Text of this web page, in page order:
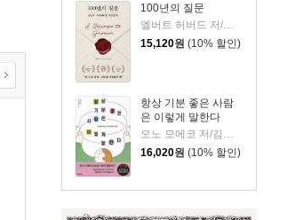
100년의 질문
15,120원 (10% 할인)
항상 기분 좋은 사람
은 이렇게 말한다
오노 모에코 저/김시온 역
16,020원 (10% 할인)